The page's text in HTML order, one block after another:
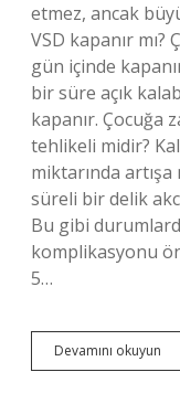
etmez, ancak
VSD kapanır
gün içinde
bir süre açık
kapanır. Çocuğa
tehlikeli midir?
miktarında
süreli bir delik
Bu gibi
komplikasyonu
5…
Devamını okuyun